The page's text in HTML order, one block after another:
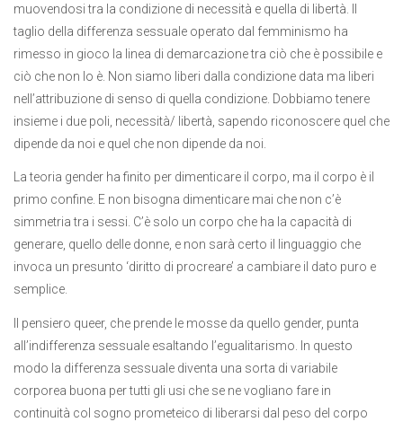
muovendosi tra la condizione di necessità e quella di libertà. Il
taglio della differenza sessuale operato dal femminismo ha
rimesso in gioco la linea di demarcazione tra ciò che è possibile e
ciò che non lo è. Non siamo liberi dalla condizione data ma liberi
nell’attribuzione di senso di quella condizione. Dobbiamo tenere
insieme i due poli, necessità/ libertà, sapendo riconoscere quel che
dipende da noi e quel che non dipende da noi.
La teoria gender ha finito per dimenticare il corpo, ma il corpo è il
primo confine. E non bisogna dimenticare mai che non c’è
simmetria tra i sessi. C’è solo un corpo che ha la capacità di
generare, quello delle donne, e non sarà certo il linguaggio che
invoca un presunto ‘diritto di procreare’ a cambiare il dato puro e
semplice.
Il pensiero queer, che prende le mosse da quello gender, punta
all’indifferenza sessuale esaltando l’egualitarismo. In questo
modo la differenza sessuale diventa una sorta di variabile
corporea buona per tutti gli usi che se ne vogliano fare in
continuità col sogno prometeico di liberarsi dal peso del corpo